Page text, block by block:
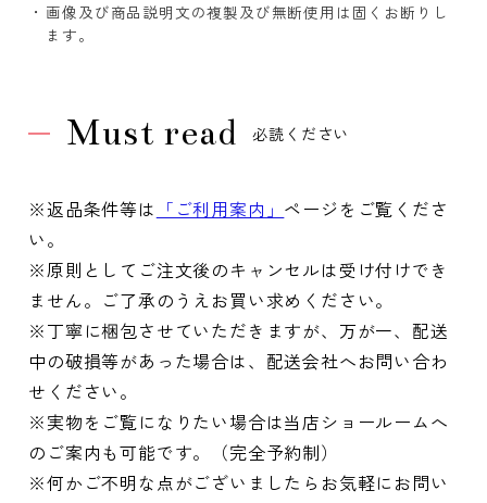
画像及び商品説明文の複製及び無断使用は固くお断りし
ます。
Must read 必読ください
※返品条件等は 「ご利用案内」 ページをご覧くださ
い。
※原則としてご注文後のキャンセルは受け付けでき
ません。ご了承のうえお買い求めください。
※丁寧に梱包させていただきますが、万が一、配送
中の破損等があった場合は、配送会社へお問い合わ
せください。
※実物をご覧になりたい場合は当店ショールームへ
のご案内も可能です。（完全予約制）
※何かご不明な点がございましたらお気軽にお問い